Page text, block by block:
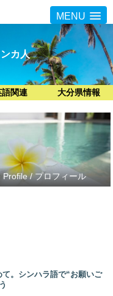
MENU
カ人
語関連 大分県情報
Profile / プロフィール
。シンハラ語で“お願いご